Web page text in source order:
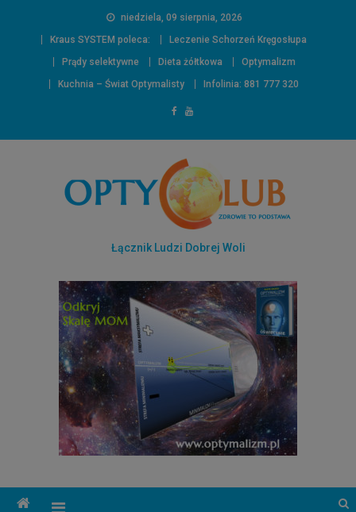
niedziela, 09 sierpnia, 2026
Kraus SYSTEM poleca:
Leczenie Schorzeń Kręgosłupa
Prądy selektywne
Dieta żółtkowa
Optymalizm
Kuchnia – Świat Optymalisty
Infolinia: 881 777 320
Łącznik Ludzi Dobrej Woli